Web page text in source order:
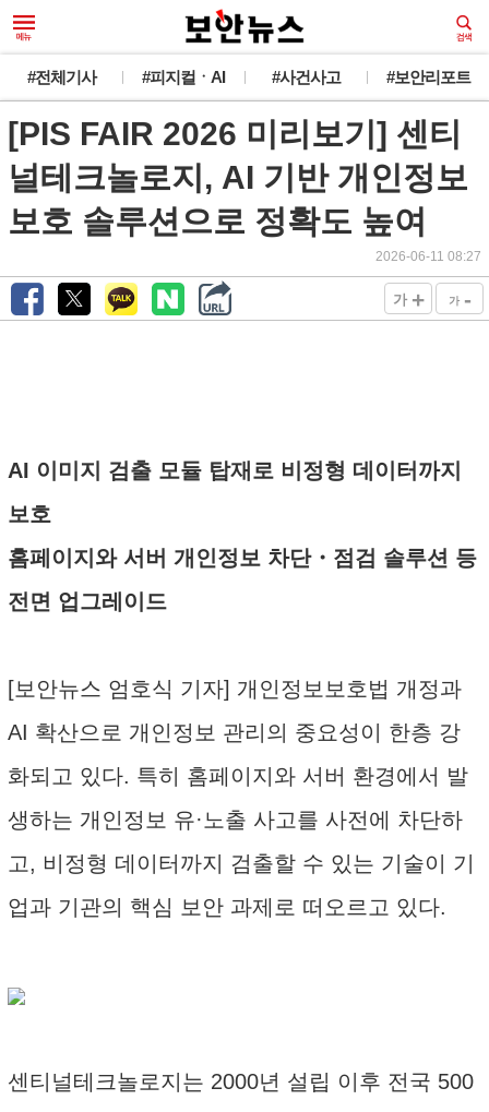
#전체기사 #피지컬ㆍAI #사건사고 #보안리포트
[PIS FAIR 2026 미리보기] 센티
널테크놀로지, AI 기반 개인정보
보호 솔루션으로 정확도 높여
2026-06-11 08:27
가 + 가 -
AI 이미지 검출 모듈 탑재로 비정형 데이터까지
보호
홈페이지와 서버 개인정보 차단・점검 솔루션 등
전면 업그레이드
[보안뉴스 엄호식 기자] 개인정보보호법 개정과
AI 확산으로 개인정보 관리의 중요성이 한층 강
화되고 있다. 특히 홈페이지와 서버 환경에서 발
생하는 개인정보 유·노출 사고를 사전에 차단하
고, 비정형 데이터까지 검출할 수 있는 기술이 기
업과 기관의 핵심 보안 과제로 떠오르고 있다.
센티널테크놀로지는 2000년 설립 이후 전국 500